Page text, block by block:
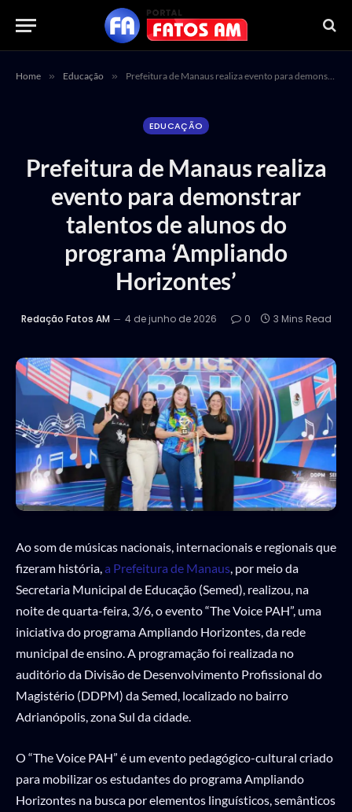
Home » Educação » Prefeitura de Manaus realiza evento para demonstrar talentos de alunos do programa ‘Ampliando Horizontes’
EDUCAÇÃO
Prefeitura de Manaus realiza
evento para demonstrar
talentos de alunos do
programa ‘Ampliando
Horizontes’
Redação Fatos AM 4 de junho de 2026 0 3 Mins Read
Ao som de músicas nacionais, internacionais e regionais que
fizeram história,a Prefeitura de Manaus, por meio da
Secretaria Municipal de Educação (Semed), realizou, na
noite de quarta-feira, 3/6, o evento “The Voice PAH”, uma
iniciativa do programa Ampliando Horizontes, da rede
municipal de ensino. A programação foi realizada no
auditório da Divisão de Desenvolvimento Profissional do
Magistério (DDPM) da Semed, localizado no bairro
Adrianópolis, zona Sul da cidade.
O “The Voice PAH” é um evento pedagógico-cultural criado
para mobilizar os estudantes do programa Ampliando
Horizontes na busca por elementos linguísticos, semânticos